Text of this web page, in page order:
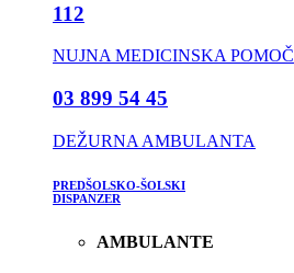
112
NUJNA MEDICINSKA POMOČ
03 899 54 45
DEŽURNA AMBULANTA
PREDŠOLSKO-ŠOLSKI
DISPANZER
AMBULANTE